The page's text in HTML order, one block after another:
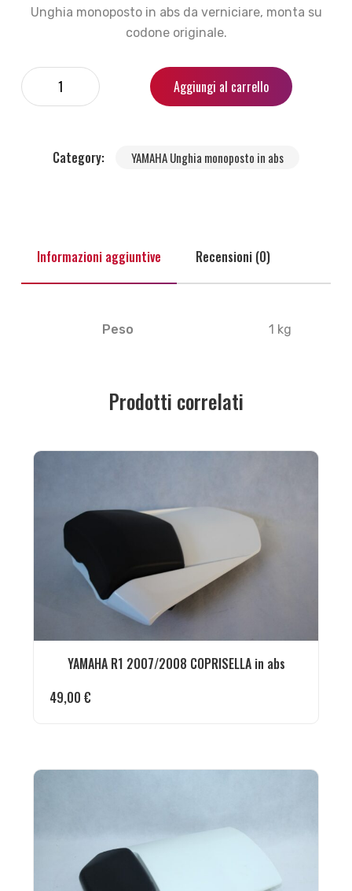
Unghia monoposto in abs da verniciare, monta su
codone originale.
Aggiungi al carrello
Category: YAMAHA Unghia monoposto in abs
Informazioni aggiuntive Recensioni (0)
Peso 1 kg
Prodotti correlati
YAMAHA R1 2007/2008 COPRISELLA in abs
49,00 €